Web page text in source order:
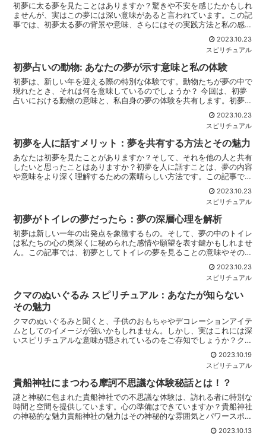
初夢に太る夢を見たことはありますか？驚きや不安を感じたかもしれ
ませんが、実はこの夢には深い意味があると言われています。この記
事では、初夢太る夢の背景や意味、さらにはその実践方法と私の感想
2023.10.23
スピリチュアル
初夢占いの動物: あなたの夢が示す意味と私の体験
初夢は、新しい年を迎える際の特別な体験です。動物たちが夢の中で
現れたとき、それは何を意味しているのでしょうか？ 今回は、初夢
占いにおける動物の意味と、私自身の夢の体験を共有します。初夢占
2023.10.23
スピリチュアル
初夢を人に話すメリット：夢を共有する方法とその魅力
あなたは初夢を見たことがありますか？そして、それを他の人と共有
したいと思ったことはありますか？初夢を人に話すことは、夢の内容
や意味をより深く理解するための素晴らしい方法です。この記事で
2023.10.23
スピリチュアル
初夢がトイレの夢だったら：夢の深層心理を解析
初夢は新しい一年の出発点を象徴するもの。そして、夢の中のトイレ
は私たちの心の奥深くに秘められた感情や願望を表す鍵かもしれませ
ん。この記事では、初夢としてトイレの夢を見ることの意味やその背
2023.10.23
スピリチュアル
クマのぬいぐるみ スピリチュアル：あなたが知らない
その魅力
クマのぬいぐるみと聞くと、子供のおもちゃやデコレーションアイテ
ムとしてのイメージが強いかもしれません。しかし、実はこれには深
いスピリチュアルな意味が隠されているのをご存知でしょうか？クマ
のぬいぐるみの歴史クマのぬいぐるみは古くから多くの文化...
2023.10.19
スピリチュアル
貴船神社にまつわる摩訶不思議な体験秘話とは！？
謎と神秘に包まれた貴船神社での不思議な体験は、訪れる者に特別な
時間と空間を提供しています。心の準備はできていますか？貴船神社
の神秘的な魅力貴船神社の魅力はその神秘的な雰囲気とパワースポッ
トとしての知名度にあります。参拝者を異次元の空間へと誘...
2023.10.13